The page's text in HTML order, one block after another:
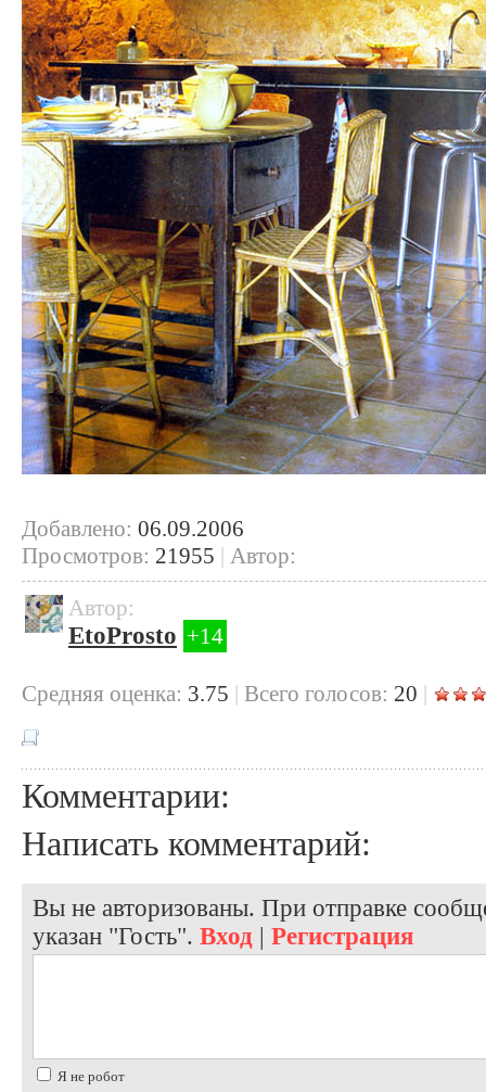
Добавлено: 06.09.2006
Просмотров: 21955 | Автор:
Автор:
EtoProsto +14
Cредняя оценка: 3.75 | Всего голосов: 20 |
Комментарии:
Написать комментарий:
Вы не авторизованы. При отправке
указан "Гость". Вход | Регистрация
Я не робот